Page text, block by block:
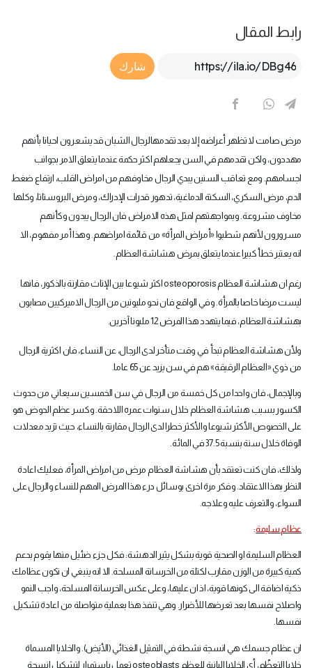
رابط المقال
Article Link
شارك
مرض صامت لا تظهر أعراضه إلا بعد تقدمهالرجال الشبان قد يشعرون احيانا بأنهم
مهددون، ولكن تقدمهم في السن يجعلهم اكثر حكمة عندما يتعلق الامر بجوانب
اجسامهم. ومع تعاقب السنين يبدي الرجال مخاوفهم من امراض القلب، ارتفاع ضغط
الدم، مرض السكري، السكتة الدماغية، تدهور قدرات الإدراك، ومرض البروستاتا، وكلها
مخاوف مشروعة. وبمواجهتهم لمثل هذه الامراض فان الرجال يبدون وكأنهم
مسرورون لأنهم شطبوا «أمراض المرأة» من قائمة امراضهم. وهذا أمر مفهوم، الا
انه يعتبر خطأ كبيرا عندما يتعلق بمرض هشاشة العظام.
رغم ان هشاشة العظام osteoporosisاكثر شيوعا بين الإناث مقارنة بالذكور، فانها
ليست مرضا خاصا بالمرأة. وفي الواقع فان نحو مليونين من الرجال الاميركيين مصابون
بهشاشة العظام، فيما يتهدد هذا المرض 12 مليونا آخرين
.
ولأن هشاشة العظام تبدأ في وقت متأخر لدى الرجال، عن النساء، فان اكثرية الرجال
من ذوي «العظام الرقيقة» هم في سن يزيد عن 65 عاما
.
وبالإجمال، فان واحدا من كل خمسة من الرجال في سن الخمسين سيعاني من حدوث
الكسور بسبب هشاشة العظام خلال سنوات عمره اللاحقة. وكسر عظم الحوض هو
على الخصوص الأكثر شيوعا والأكثر خطرا لدى الرجال مقارنة بالنساء، حيث تزيد معدلات
الوفاة خلال سنة بنسبة 37.5 في المائة
.
ولذلك، فان كنت تعتقد بأن هشاشة العظام مرض من امراض المرأة، فعليك اعادة
النظر بهذا الاعتقاد. وفكر مرة اخرى بوسائل درء هذا المرض المهم للنساء والرجال على
السواء، والتعرف عليه وعلاجه
عظام سليمة:
العظام السليمة او الصحية قوية بشكل يثير الدهشة: فكل جزء ضئيل منها يقوم بدعم
كمية كبيرة من الوزن مقارب لكتلة من الخرسانة المسلحة. الا انه ينبغي ان تكون عظامك
ذكية اضافة الى كونها قوية، اذ ان عليها، وعلى عكس الخرسانة المسلحة، واجب النمو
واصلاح نفسها بعد تعرضها للأضرار. وهي تنفذ هذا بعملية متواصلة من اعادة تشكيل
نفسها.
ان عظام جسمك هي انسجة نشطة في التمثيل الغذائي (الأيَض). والخلايا المسماة
خلايا التعظّم، أي الخلايا البانية للعظم osteoblastsتعمل باستمرار لتشكيل انسجة